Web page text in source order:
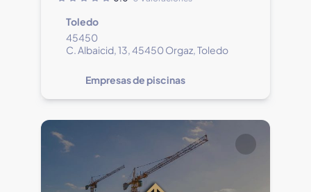
Toledo
45450
C. Albaicid, 13, 45450 Orgaz, Toledo
Empresas de piscinas